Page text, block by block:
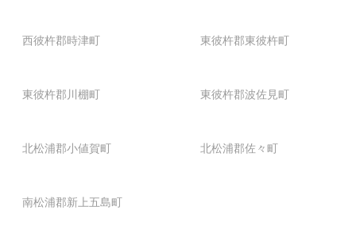
西彼杵郡時津町 東彼杵郡東彼杵町
東彼杵郡川棚町 東彼杵郡波佐見町
北松浦郡小値賀町 北松浦郡佐々町
南松浦郡新上五島町